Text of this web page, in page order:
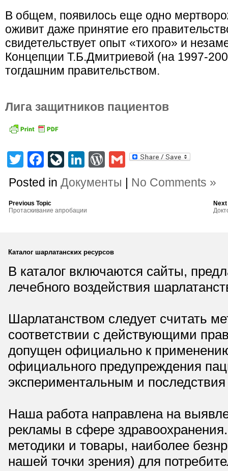
В общем, появилось еще одно
оживит даже принятие его
свидетельствует опыт «тихого» и
Концепции Т.Б.Дмитриевой (на 1997-
тогдашним правительством.
Лига защитников пациентов
TwitterFacebook
LiveJournal
LinkedIn
WordPress
Gmail
Posted inДокументы | No Comments »
Previous Topic
Протаскивание апробации
Каталог шарлатанских ресурсов
В каталог включаются сайты,
лечебного воздействия
Шарлатанством следует считать
соответствии с действующими
допущен официально к
официального предупреждения
экспериментальным и
Наша работа направлена на
рекламы в сфере
методики и товары, наиболее
нашей точки зрения) для